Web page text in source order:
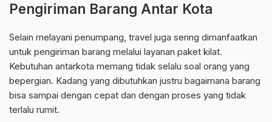
Pengiriman Barang Antar Kota
Selain melayani penumpang, travel juga sering dimanfaatkan
untuk pengiriman barang melalui layanan paket kilat.
Kebutuhan antarkota memang tidak selalu soal orang yang
bepergian. Kadang yang dibutuhkan justru bagaimana barang
bisa sampai dengan cepat dan dengan proses yang tidak
terlalu rumit.